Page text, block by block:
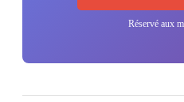
Réservé aux